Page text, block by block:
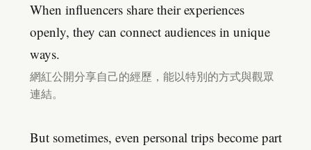
When influencers share their experiences
openly, they can connect audiences in unique
ways.
網紅公開分享自己的經歷，能以特別的方式與觀眾
連結。
But sometimes, even personal trips become part